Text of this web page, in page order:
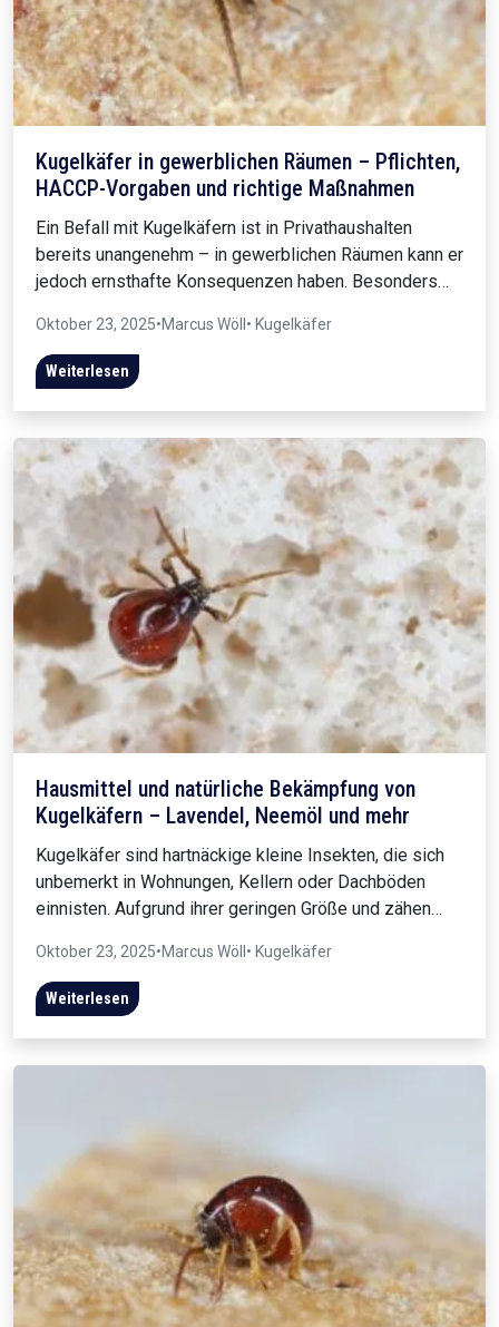
Kugelkäfer in gewerblichen Räumen – Pflichten,
HACCP-Vorgaben und richtige Maßnahmen
Ein Befall mit Kugelkäfern ist in Privathaushalten
bereits unangenehm – in gewerblichen Räumen kann er
jedoch ernsthafte Konsequenzen haben. Besonders…
Oktober 23, 2025•Marcus Wöll • Kugelkäfer
Weiterlesen
Hausmittel und natürliche Bekämpfung von
Kugelkäfern – Lavendel, Neemöl und mehr
Kugelkäfer sind hartnäckige kleine Insekten, die sich
unbemerkt in Wohnungen, Kellern oder Dachböden
einnisten. Aufgrund ihrer geringen Größe und zähen…
Oktober 23, 2025•Marcus Wöll • Kugelkäfer
Weiterlesen